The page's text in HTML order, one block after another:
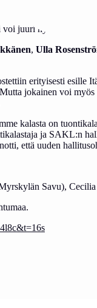
juuri nyt? Mitkä
, Ulla
erityisesti esille
jokainen voi
kalasta on
ja SAKL:n
että uuden
Savu),